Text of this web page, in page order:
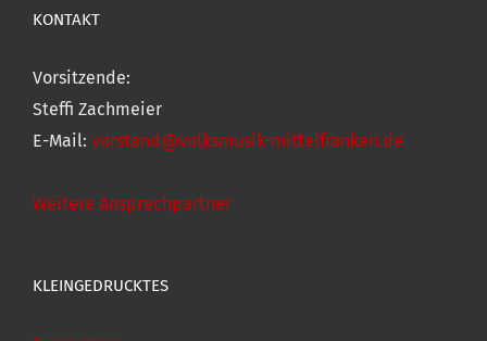
KONTAKT
Vorsitzende:
Steffi Zachmeier
E-Mail: vorstand@volksmusik-mittelfranken.de
Weitere Ansprechpartner
KLEINGEDRUCKTES